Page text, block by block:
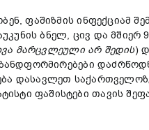
ფაშიზმის ინფექციამ
ბნელ, ცივ და მშიერ
მარცვლეული არ შედის)
დასავლეთ
ფაშისტები თავის